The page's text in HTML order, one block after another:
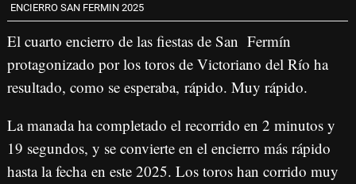
ENCIERRO SAN FERMIN 2025
El cuarto encierro de las fiestas de San Fermín
protagonizado por los toros de Victoriano del Río ha
resultado, como se esperaba, rápido. Muy rápido.
La manada ha completado el recorrido en 2 minutos y
19 segundos, y se convierte en el encierro más rápido
hasta la fecha en este 2025. Los toros han corrido muy